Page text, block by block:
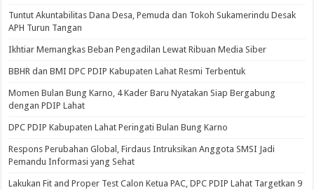
Tuntut Akuntabilitas Dana Desa, Pemuda dan Tokoh Sukamerindu Desak
APH Turun Tangan
Ikhtiar Memangkas Beban Pengadilan Lewat Ribuan Media Siber
BBHR dan BMI DPC PDIP Kabupaten Lahat Resmi Terbentuk
Momen Bulan Bung Karno, 4 Kader Baru Nyatakan Siap Bergabung
dengan PDIP Lahat
DPC PDIP Kabupaten Lahat Peringati Bulan Bung Karno
Respons Perubahan Global, Firdaus Intruksikan Anggota SMSI Jadi
Pemandu Informasi yang Sehat
Lakukan Fit and Proper Test Calon Ketua PAC, DPC PDIP Lahat Targetkan 9